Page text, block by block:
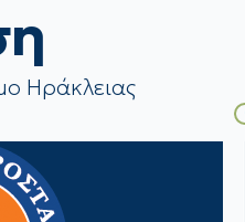
Ηράκλειας